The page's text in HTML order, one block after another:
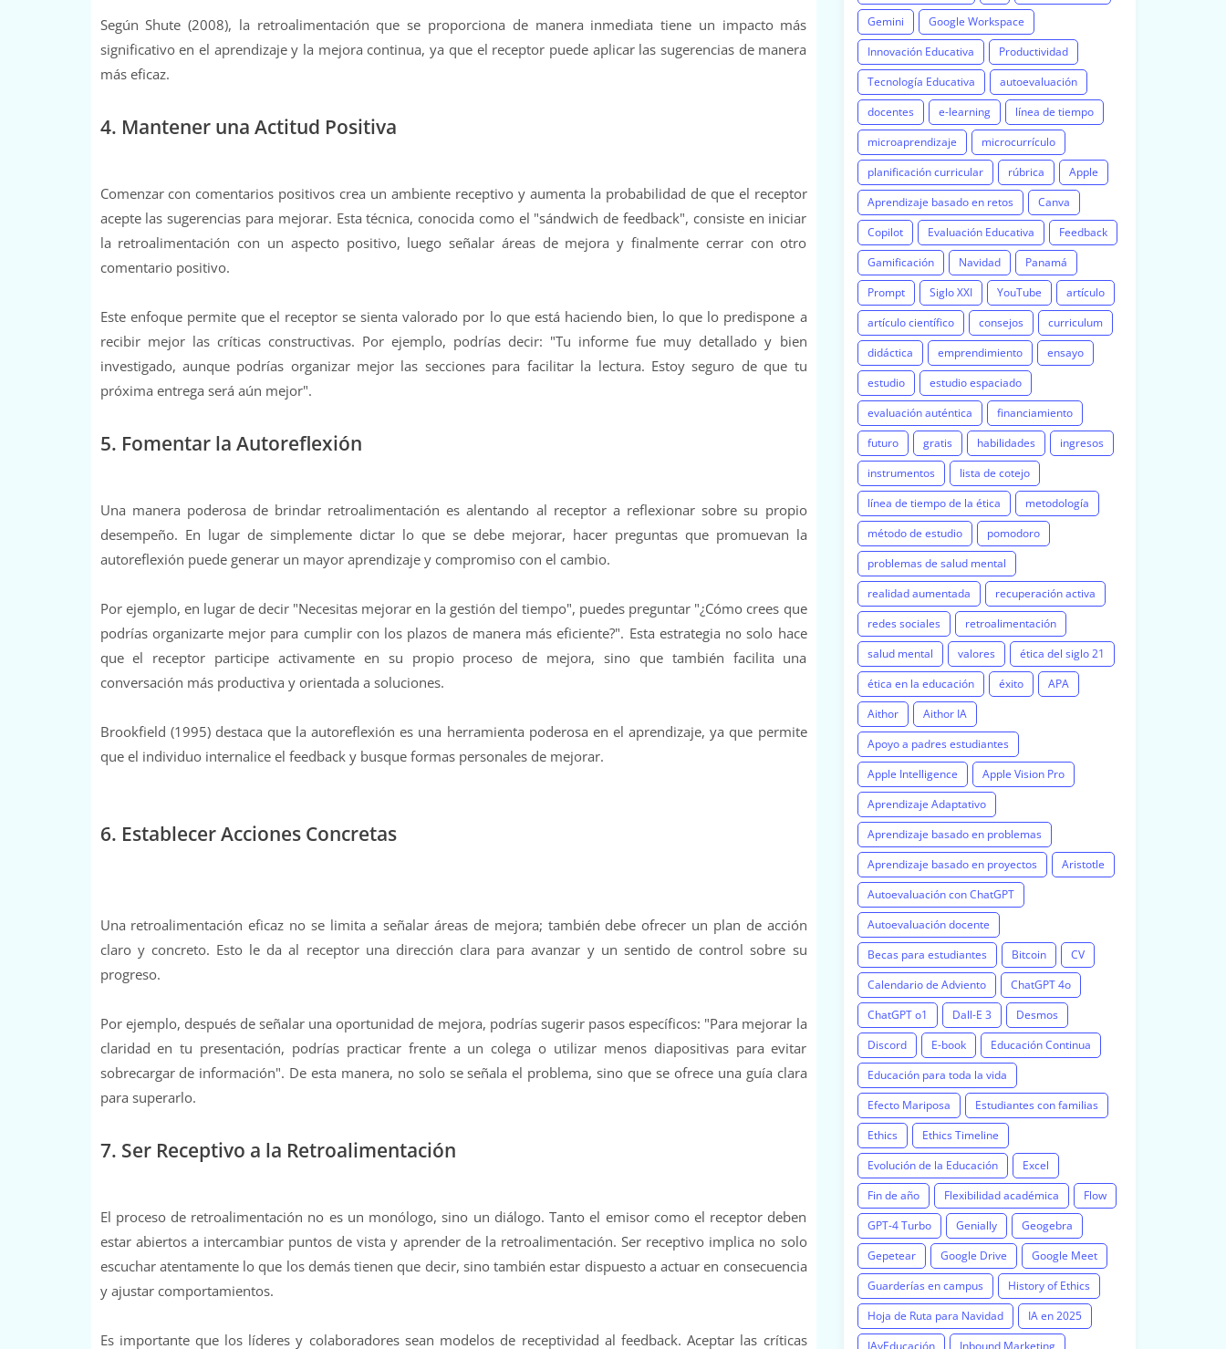
Según Shute (2008), la retroalimentación que se proporciona de manera inmediata tiene un impacto más
significativo en el aprendizaje y la mejora continua, ya que el receptor puede aplicar las sugerencias de manera
más eficaz.
4. Mantener una Actitud Positiva
Comenzar con comentarios positivos crea un ambiente receptivo y aumenta la probabilidad de que el receptor
acepte las sugerencias para mejorar. Esta técnica, conocida como el "sándwich de feedback", consiste en iniciar
la retroalimentación con un aspecto positivo, luego señalar áreas de mejora y finalmente cerrar con otro
comentario positivo.
Este enfoque permite que el receptor se sienta valorado por lo que está haciendo bien, lo que lo predispone a
recibir mejor las críticas constructivas. Por ejemplo, podrías decir: "Tu informe fue muy detallado y bien
investigado, aunque podrías organizar mejor las secciones para facilitar la lectura. Estoy seguro de que tu
próxima entrega será aún mejor".
5. Fomentar la Autoreflexión
Una manera poderosa de brindar retroalimentación es alentando al receptor a reflexionar sobre su propio
desempeño. En lugar de simplemente dictar lo que se debe mejorar, hacer preguntas que promuevan la
autoreflexión puede generar un mayor aprendizaje y compromiso con el cambio.
Por ejemplo, en lugar de decir "Necesitas mejorar en la gestión del tiempo", puedes preguntar "¿Cómo crees que
podrías organizarte mejor para cumplir con los plazos de manera más eficiente?". Esta estrategia no solo hace
que el receptor participe activamente en su propio proceso de mejora, sino que también facilita una
conversación más productiva y orientada a soluciones.
Brookfield (1995) destaca que la autoreflexión es una herramienta poderosa en el aprendizaje, ya que permite
que el individuo internalice el feedback y busque formas personales de mejorar.
6. Establecer Acciones Concretas
Una retroalimentación eficaz no se limita a señalar áreas de mejora; también debe ofrecer un plan de acción
claro y concreto. Esto le da al receptor una dirección clara para avanzar y un sentido de control sobre su
progreso.
Por ejemplo, después de señalar una oportunidad de mejora, podrías sugerir pasos específicos: "Para mejorar la
claridad en tu presentación, podrías practicar frente a un colega o utilizar menos diapositivas para evitar
sobrecargar de información". De esta manera, no solo se señala el problema, sino que se ofrece una guía clara
para superarlo.
7. Ser Receptivo a la Retroalimentación
El proceso de retroalimentación no es un monólogo, sino un diálogo. Tanto el emisor como el receptor deben
estar abiertos a intercambiar puntos de vista y aprender de la retroalimentación. Ser receptivo implica no solo
escuchar atentamente lo que los demás tienen que decir, sino también estar dispuesto a actuar en consecuencia
y ajustar comportamientos.
Es importante que los líderes y colaboradores sean modelos de receptividad al feedback. Aceptar las críticas
Gemini
Google Workspace
Innovación Educativa
Productividad
Tecnología Educativa
autoevaluación
docentes
e-learning
línea de tiempo
microaprendizaje
microcurrículo
planificación curricular
rúbrica
Apple
Aprendizaje basado en retos
Canva
Copilot
Evaluación Educativa
Feedback
Gamificación
Navidad
Panamá
Prompt
Siglo XXI YouTube
artículo
artículo científico
consejos
curriculum
didáctica
emprendimiento
ensayo
estudio
estudio espaciado
evaluación auténtica
financiamiento
futuro
gratis habilidades
ingresos
instrumentos
lista de cotejo
línea de tiempo de la ética
metodología
método de estudio
pomodoro
problemas de salud mental
realidad aumentada
recuperación activa
redes sociales
retroalimentación
salud mental
valores
ética del siglo 21
ética en la educación
éxito
APA
Aithor
Aithor IA
Apoyo a padres estudiantes
Apple Intelligence
Apple Vision Pro
Aprendizaje Adaptativo
Aprendizaje basado en problemas
Aprendizaje basado en proyectos
Aristotle
Autoevaluación con ChatGPT
Autoevaluación docente
Becas para estudiantes
Bitcoin
CV
Calendario de Adviento
ChatGPT 4o
ChatGPT o1
Dall-E 3
Desmos
Discord
E-book
Educación Continua
Educación para toda la vida
Efecto Mariposa
Estudiantes con familias
Ethics
Ethics Timeline
Evolución de la Educación
Excel
Fin de año
Flexibilidad académica
Flow
GPT-4 Turbo
Genially
Geogebra
Gepetear
Google Drive
Google Meet
Guarderías en campus
History of Ethics
Hoja de Ruta para Navidad
IA en 2025
IAyEducación
Inbound Marketing